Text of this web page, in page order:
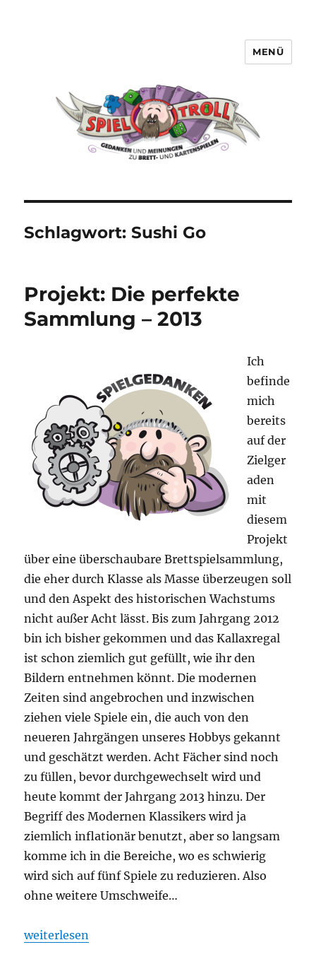
MENÜ
Schlagwort:Sushi Go
Projekt: Die perfekte
Sammlung – 2013
Ich
befinde
mich
bereits
auf der
Zielger
aden
mit
diesem
Projekt
über eine überschaubare Brettspielsammlung,
die eher durch Klasse als Masse überzeugen soll
und den Aspekt des historischen Wachstums
nicht außer Acht lässt. Bis zum Jahrgang 2012
bin ich bisher gekommen und das Kallaxregal
ist schon ziemlich gut gefüllt, wie ihr den
Bildern entnehmen könnt. Die modernen
Zeiten sind angebrochen und inzwischen
ziehen viele Spiele ein, die auch von den
neueren Jahrgängen unseres Hobbys gekannt
und geschätzt werden. Acht Fächer sind noch
zu füllen, bevor durchgewechselt wird und
heute kommt der Jahrgang 2013 hinzu. Der
Begriff des Modernen Klassikers wird ja
ziemlich inflationär benutzt, aber so langsam
komme ich in die Bereiche, wo es schwierig
wird sich auf fünf Spiele zu reduzieren. Also
ohne weitere Umschweife…
„Projekt: Die perfekte Sammlung – 2013“
weiterlesen